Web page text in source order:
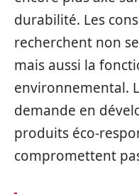
durabilité. Les
recherchent non
mais aussi la
environnemental.
demande en
produits éco-
compromettent